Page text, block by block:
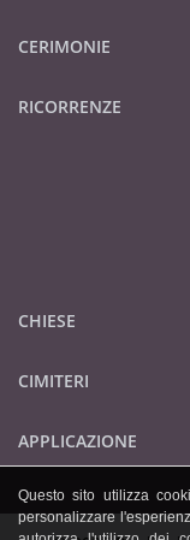
CERIMONIE
RICORRENZE
CHIESE
CIMITERI
APPLICAZIONE
Questo sito utilizza
personalizzare